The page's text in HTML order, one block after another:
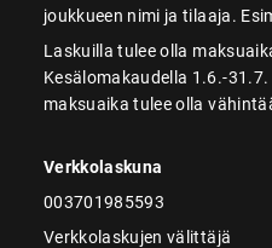
joukkueen nimi ja tilaaja.
Laskuilla tulee olla
Kesälomakaudella 1.6.-
maksuaika tulee olla
Verkkolaskuna
003701985593
Verkkolaskujen välittäjä